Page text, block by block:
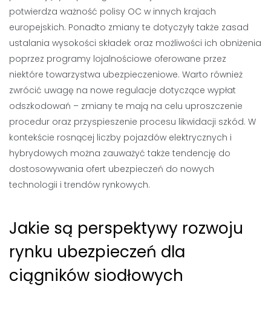
potwierdza ważność polisy OC w innych krajach
europejskich. Ponadto zmiany te dotyczyły także zasad
ustalania wysokości składek oraz możliwości ich obniżenia
poprzez programy lojalnościowe oferowane przez
niektóre towarzystwa ubezpieczeniowe. Warto również
zwrócić uwagę na nowe regulacje dotyczące wypłat
odszkodowań – zmiany te mają na celu uproszczenie
procedur oraz przyspieszenie procesu likwidacji szkód. W
kontekście rosnącej liczby pojazdów elektrycznych i
hybrydowych można zauważyć także tendencję do
dostosowywania ofert ubezpieczeń do nowych
technologii i trendów rynkowych.
Jakie są perspektywy rozwoju
rynku ubezpieczeń dla
ciągników siodłowych